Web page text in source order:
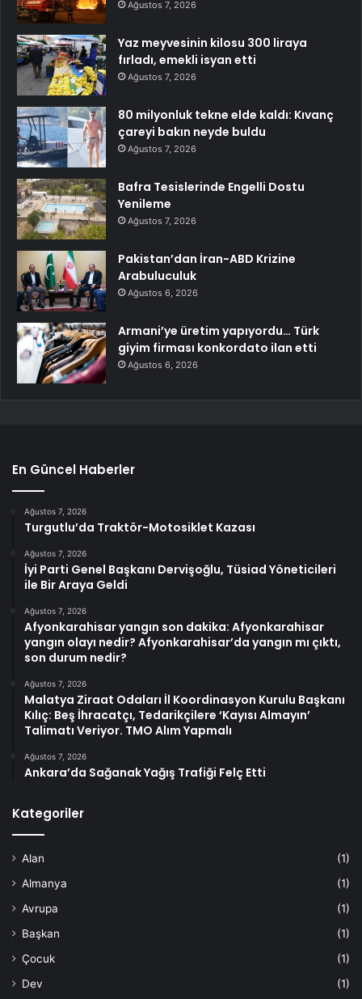
Ağustos 7, 2026
Yaz meyvesinin kilosu 300 liraya
fırladı, emekli isyan etti
Ağustos 7, 2026
80 milyonluk tekne elde kaldı: Kıvanç
çareyi bakın neyde buldu
Ağustos 7, 2026
Bafra Tesislerinde Engelli Dostu
Yenileme
Ağustos 7, 2026
Pakistan’dan İran-ABD Krizine
Arabuluculuk
Ağustos 6, 2026
Armani’ye üretim yapıyordu… Türk
giyim firması konkordato ilan etti
Ağustos 6, 2026
En Güncel Haberler
Ağustos 7, 2026
Turgutlu’da Traktör-Motosiklet Kazası
Ağustos 7, 2026
İyi Parti Genel Başkanı Dervişoğlu, Tüsiad Yöneticileri
ile Bir Araya Geldi
Ağustos 7, 2026
Afyonkarahisar yangın son dakika: Afyonkarahisar
yangın olayı nedir? Afyonkarahisar’da yangın mı çıktı,
son durum nedir?
Ağustos 7, 2026
Malatya Ziraat Odaları İl Koordinasyon Kurulu Başkanı
Kılıç: Beş İhracatçı, Tedarikçilere ‘Kayısı Almayın’
Talimatı Veriyor. TMO Alım Yapmalı
Ağustos 7, 2026
Ankara’da Sağanak Yağış Trafiği Felç Etti
Kategoriler
Alan
(1)
Almanya
(1)
Avrupa
(1)
Başkan
(1)
Çocuk
(1)
Dev
(1)